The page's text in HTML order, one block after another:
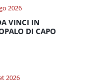
2026
VINCI IN
DI CAPO
2026